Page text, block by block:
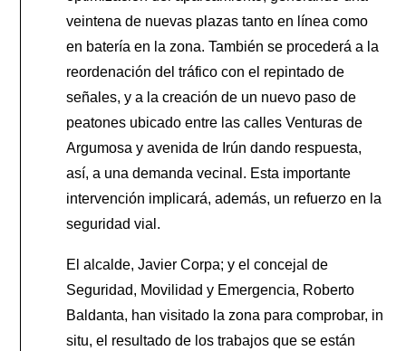
veintena de nuevas plazas tanto en línea como
en batería en la zona. También se procederá a la
reordenación del tráfico con el repintado de
señales, y a la creación de un nuevo paso de
peatones ubicado entre las calles Venturas de
Argumosa y avenida de Irún dando respuesta,
así, a una demanda vecinal. Esta importante
intervención implicará, además, un refuerzo en la
seguridad vial.
El alcalde, Javier Corpa; y el concejal de
Seguridad, Movilidad y Emergencia, Roberto
Baldanta, han visitado la zona para comprobar, in
situ, el resultado de los trabajos que se están